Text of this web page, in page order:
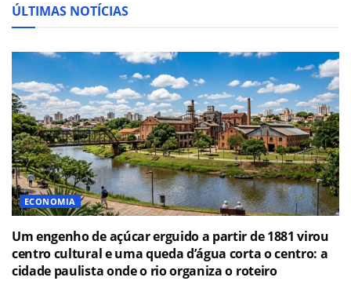
ÚLTIMAS NOTÍCIAS
ECONOMIA
Um engenho de açúcar erguido a partir de 1881 virou
centro cultural e uma queda d’água corta o centro: a
cidade paulista onde o rio organiza o roteiro